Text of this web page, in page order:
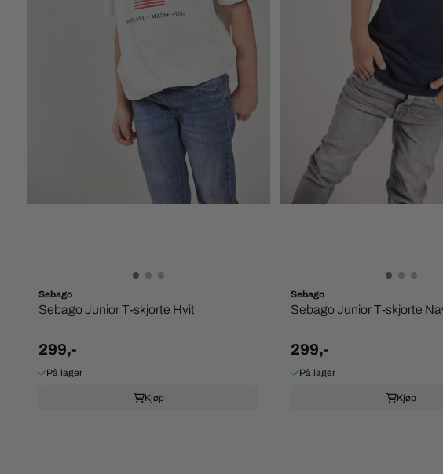
Sebago
Sebago Junior T-skjorte Hvit
299,-
På lager
Kjøp
Sebago
Sebago Junior T-skjorte
299,-
På lager
Kjøp